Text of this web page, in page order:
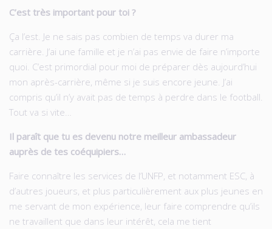
C’est très important pour toi ?
Ça l’est. Je ne sais pas combien de temps va durer ma
carrière. J’ai une famille et je n’ai pas envie de faire n’importe
quoi. C’est primordial pour moi de préparer dès aujourd’hui
mon après-carrière, même si je suis encore jeune. J’ai
compris qu’il n’y avait pas de temps à perdre dans le football.
Tout va si vite…
Il paraît que tu es devenu notre meilleur ambassadeur
auprès de tes coéquipiers…
Faire connaître les services de l’UNFP, et notamment ESC, à
d’autres joueurs, et plus particulièrement aux plus jeunes en
me servant de mon expérience, leur faire comprendre qu’ils
ne travaillent que dans leur intérêt, cela me tient